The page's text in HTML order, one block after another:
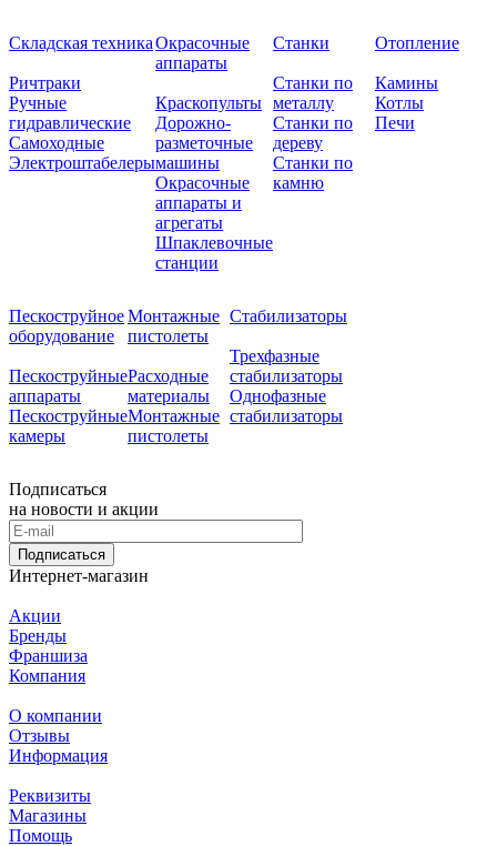
Складская техника
Ричтраки
Ручные
гидравлические
Самоходные
Электроштабелеры
Окрасочные
аппараты
Краскопульты
Дорожно-
разметочные
машины
Окрасочные
аппараты и
агрегаты
Шпаклевочные
станции
Станки
Станки по
металлу
Станки по
дереву
Станки по
камню
Отопление
Камины
Котлы
Печи
Пескоструйное
оборудование
Пескоструйные
аппараты
Пескоструйные
камеры
Монтажные
пистолеты
Расходные
материалы
Монтажные
пистолеты
Стабилизаторы
Трехфазные
стабилизаторы
Однофазные
стабилизаторы
Подписаться
на новости и акции
Подписаться
Интернет-магазин
Акции
Бренды
Франшиза
Компания
О компании
Отзывы
Информация
Реквизиты
Магазины
Помощь